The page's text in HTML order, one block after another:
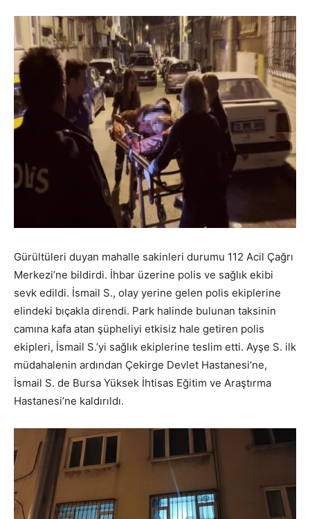
Gürültüleri duyan mahalle sakinleri durumu 112 Acil Çağrı
Merkezi’ne bildirdi. İhbar üzerine polis ve sağlık ekibi
sevk edildi. İsmail S., olay yerine gelen polis ekiplerine
elindeki bıçakla direndi. Park halinde bulunan taksinin
camına kafa atan şüpheliyi etkisiz hale getiren polis
ekipleri, İsmail S.’yi sağlık ekiplerine teslim etti. Ayşe S. ilk
müdahalenin ardından Çekirge Devlet Hastanesi’ne,
İsmail S. de Bursa Yüksek İhtisas Eğitim ve Araştırma
Hastanesi’ne kaldırıldı.